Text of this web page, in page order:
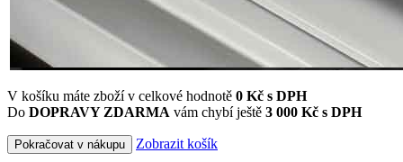
V košíku máte zboží v celkové hodnotě 0 Kč s DPH
Do DOPRAVY ZDARMA vám chybí ještě 3 000 Kč s DPH
Pokračovat v nákupu Zobrazit košík